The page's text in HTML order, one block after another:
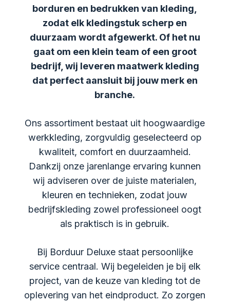
borduren en bedrukken van kleding,
zodat elk kledingstuk scherp en
duurzaam wordt afgewerkt. Of het nu
gaat om een klein team of een groot
bedrijf, wij leveren maatwerk kleding
dat perfect aansluit bij jouw merk en
branche.
Ons assortiment bestaat uit hoogwaardige
werkkleding, zorgvuldig geselecteerd op
kwaliteit, comfort en duurzaamheid.
Dankzij onze jarenlange ervaring kunnen
wij adviseren over de juiste materialen,
kleuren en technieken, zodat jouw
bedrijfskleding zowel professioneel oogt
als praktisch is in gebruik.
Bij Borduur Deluxe staat persoonlijke
service centraal. Wij begeleiden je bij elk
project, van de keuze van kleding tot de
oplevering van het eindproduct. Zo zorgen